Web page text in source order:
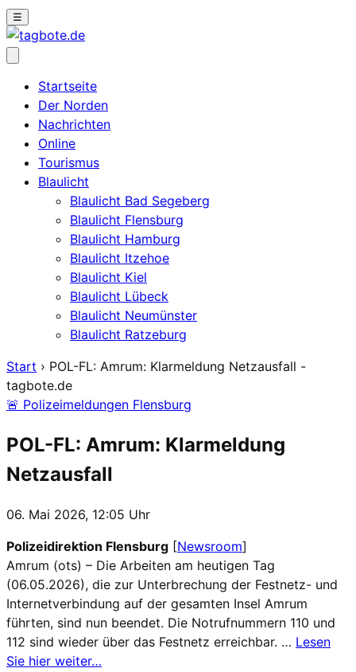
☰
Startseite
Der Norden
Nachrichten
Online
Tourismus
Blaulicht
Blaulicht Bad Segeberg
Blaulicht Flensburg
Blaulicht Hamburg
Blaulicht Itzehoe
Blaulicht Kiel
Blaulicht Lübeck
Blaulicht Neumünster
Blaulicht Ratzeburg
Start › POL-FL: Amrum: Klarmeldung Netzausfall -
tagbote.de
🚨 Polizeimeldungen Flensburg
POL-FL: Amrum: Klarmeldung
Netzausfall
06. Mai 2026, 12:05 Uhr
Polizeidirektion Flensburg [Newsroom]
Amrum (ots) – Die Arbeiten am heutigen Tag
(06.05.2026), die zur Unterbrechung der Festnetz- und
Internetverbindung auf der gesamten Insel Amrum
führten, sind nun beendet. Die Notrufnummern 110 und
112 sind wieder über das Festnetz erreichbar. … Lesen
Sie hier weiter…